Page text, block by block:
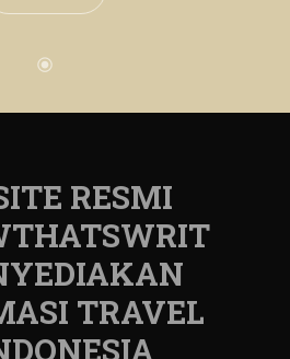
RESMI
TRAVEL